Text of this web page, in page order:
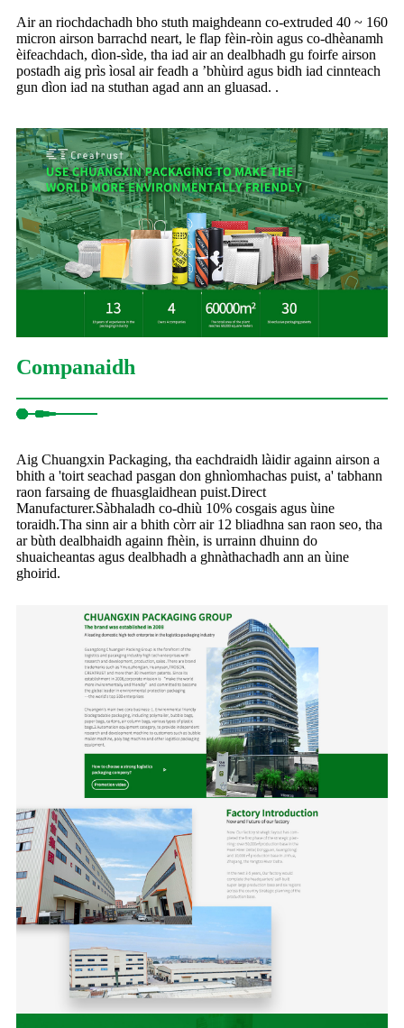
Air an riochdachadh bho stuth maighdeann co-extruded 40 ~ 160
micron airson barrachd neart, le flap fèin-ròin agus co-dhèanamh
èifeachdach, dìon-sìde, tha iad air an dealbhadh gu foirfe airson
postadh aig prìs ìosal air feadh a ’bhùird agus bidh iad cinnteach
gun dìon iad na stuthan agad ann an gluasad. .
Companaidh
Aig Chuangxin Packaging, tha eachdraidh làidir againn airson a
bhith a 'toirt seachad pasgan don ghnìomhachas puist, a' tabhann
raon farsaing de fhuasglaidhean puist.Direct
Manufacturer.Sàbhaladh co-dhiù 10% cosgais agus ùine
toraidh.Tha sinn air a bhith còrr air 12 bliadhna san raon seo, tha
ar bùth dealbhaidh againn fhèin, is urrainn dhuinn do
shuaicheantas agus dealbhadh a ghnàthachadh ann an ùine
ghoirid.